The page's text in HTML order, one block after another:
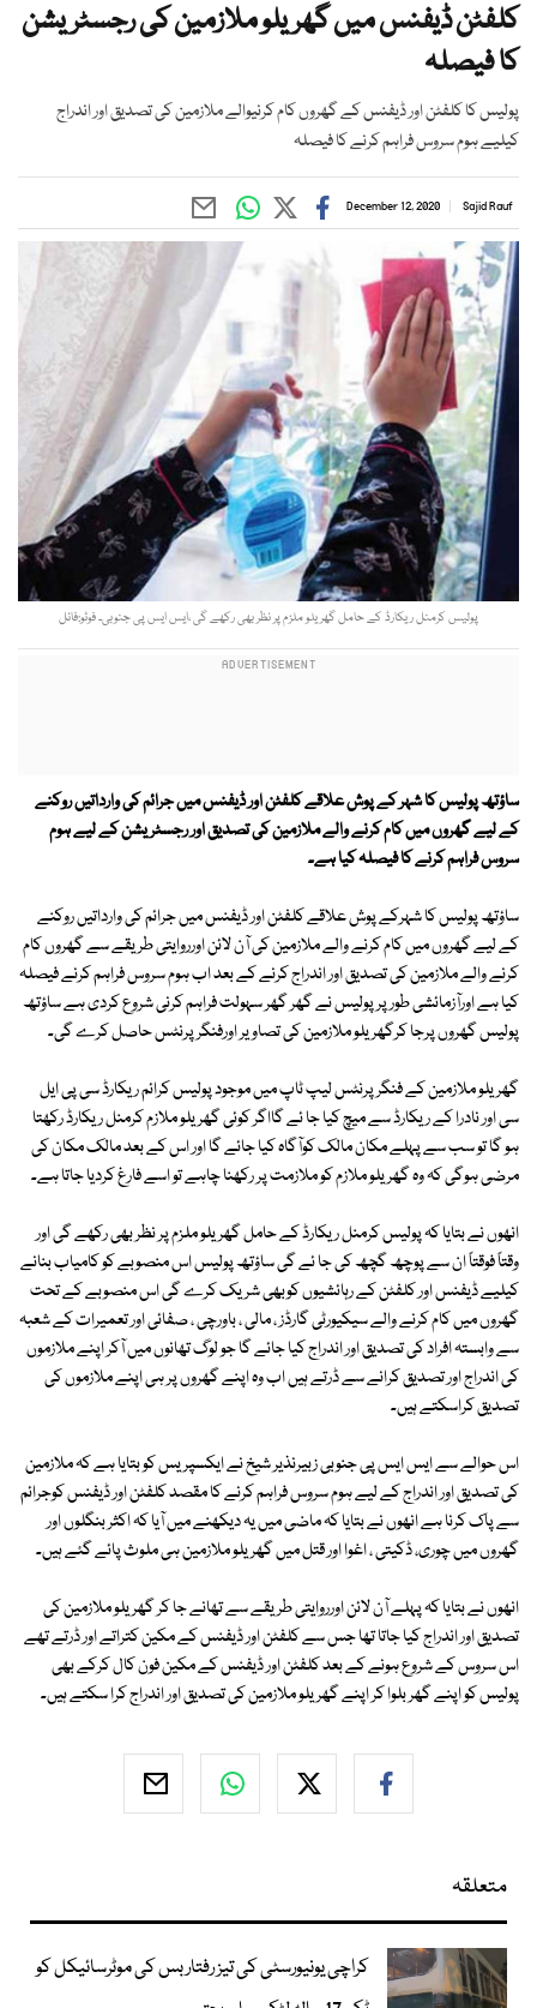
کلفٹن ڈیفنس میں گھریلو ملازمین کی رجسٹریشن
کا فیصلہ
پولیس کا کلفٹن اور ڈیفنس کے گھروں کام کرنیوالے ملازمین کی تصدیق اور اندراج
کیلیے ہوم سروس فراہم کرنے کا فیصلہ
Sajid Rauf
December 12, 2020
پولیس کرمنل ریکارڈ کے حامل گھریلو ملزم پر نظر بھی رکھے گی ،ایس ایس پی جنوبی۔ فوٹو:فائل
ساؤتھ پولیس کا شہر کے پوش علاقے کلفٹن اور ڈیفنس میں جرائم کی وارداتیں روکنے
کے لیے گھروں میں کام کرنے والے ملازمین کی تصدیق اور رجسٹریشن کے لیے ہوم
سروس فراہم کرنے کا فیصلہ کیا ہے۔
ساؤتھ پولیس کا شہرکے پوش علاقے کلفٹن اور ڈیفنس میں جرائم کی وارداتیں روکنے
کے لیے گھروں میں کام کرنے والے ملازمین کی آن لائن اورروایتی طریقے سے گھروں کام
کرنے والے ملازمین کی تصدیق اور اندراج کرنے کے بعد اب ہوم سروس فراہم کرنے فیصلہ
کیا ہے اورآزمائشی طور پر پولیس نے گھر گھر سہولت فراہم کرنی شروع کردی ہے ساؤتھ
پولیس گھروں پرجا کرگھریلو ملازمین کی تصاویر اورفنگر پرنٹس حاصل کرے گی۔
گھریلو ملازمین کے فنگر پرنٹس لیپ ٹاپ میں موجود پولیس کرائم ریکارڈ سی پی ایل
سی اور نادرا کے ریکارڈ سے میچ کیا جا ئے گااگر کوئی گھریلو ملازم کرمنل ریکارڈ رکھتا
ہو گا تو سب سے پہلے مکان مالک کوآگاہ کیا جائے گا اور اس کے بعد مالک مکان کی
مرضی ہوگی کہ وہ گھریلو ملازم کو ملازمت پر رکھنا چاہے تو اسے فارغ کردیا جاتا ہے۔
انھوں نے بتایا کہ پولیس کرمنل ریکارڈ کے حامل گھریلو ملزم پر نظر بھی رکھے گی اور
وقتاً فوقتاً ان سے پوچھ گچھ کی جا ئے گی ساؤتھ پولیس اس منصوبے کو کامیاب بنانے
کیلیے ڈیفنس اور کلفٹن کے رہائشیوں کوبھی شریک کرے گی اس منصوبے کے تحت
گھروں میں کام کرنے والے سیکیورٹی گارڈز ، مالی ، باورچی ، صفائی اور تعمیرات کے شعبہ
سے وابستہ افراد کی تصدیق اور اندراج کیا جائے گا جو لوگ تھانوں میں آکر اپنے ملازموں
کی اندراج اور تصدیق کرانے سے ڈرتے ہیں اب وہ اپنے گھروں پر ہی اپنے ملازموں کی
تصدیق کراسکتے ہیں۔
اس حوالے سے ایس ایس پی جنوبی زبیرنذیر شیخ نے ایکسپریس کو بتایا ہے کہ ملازمین
کی تصدیق اور اندراج کے لیے ہوم سروس فراہم کرنے کا مقصد کلفٹن اور ڈیفنس کوجرائم
سے پاک کرنا ہے انھوں نے بتایا کہ ماضی میں یہ دیکھنے میں آیا کہ اکثر بنگلوں اور
گھروں میں چوری، ڈکیتی ، اغوا اور قتل میں گھریلو ملازمین ہی ملوث پائے گئے ہیں۔
انھوں نے بتایا کہ پہلے آن لائن اورروایتی طریقے سے تھانے جا کر گھریلو ملازمین کی
تصدیق اور اندراج کیا جاتا تھا جس سے کلفٹن اور ڈیفنس کے مکین کتراتے اور ڈرتے تھے
اس سروس کے شروع ہونے کے بعد کلفٹن اور ڈیفنس کے مکین فون کال کرکے بھی
پولیس کو اپنے گھر بلوا کر اپنے گھریلو ملازمین کی تصدیق اور اندراج کرا سکتے ہیں۔
متعلقہ
کراچی یونیورسٹی کی تیز رفتار بس کی موٹرسائیکل کو